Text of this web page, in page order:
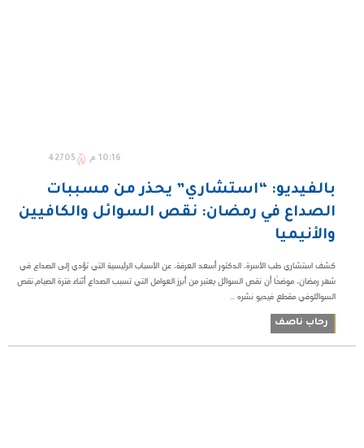
10:16 م 42705
بالفيديو: “استشاري” يحذر من مسببات
الصداع في رمضان: نقص السوائل والكافيين
والأنيميا
كشف استشاري طب الأسرة، الدكتور أسعد العرفة، عن الأسباب الرئيسية التي تؤدي إلى الصداع في
شهر رمضان، موضحًا أن نقص السوائل يعتبر من أبرز العوامل التي تسبب الصداع أثناء فترة الصيام.نقص
السوائلوفي مقطع فيديو نشره ...
رحاب ناصف